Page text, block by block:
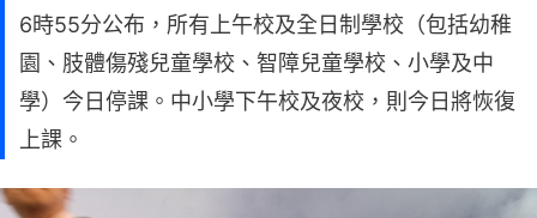
6時55分公布，所有上午校及全日制學校（包括幼稚
園、肢體傷殘兒童學校、智障兒童學校、小學及中
學）今日停課。中小學下午校及夜校，則今日將恢復
上課。